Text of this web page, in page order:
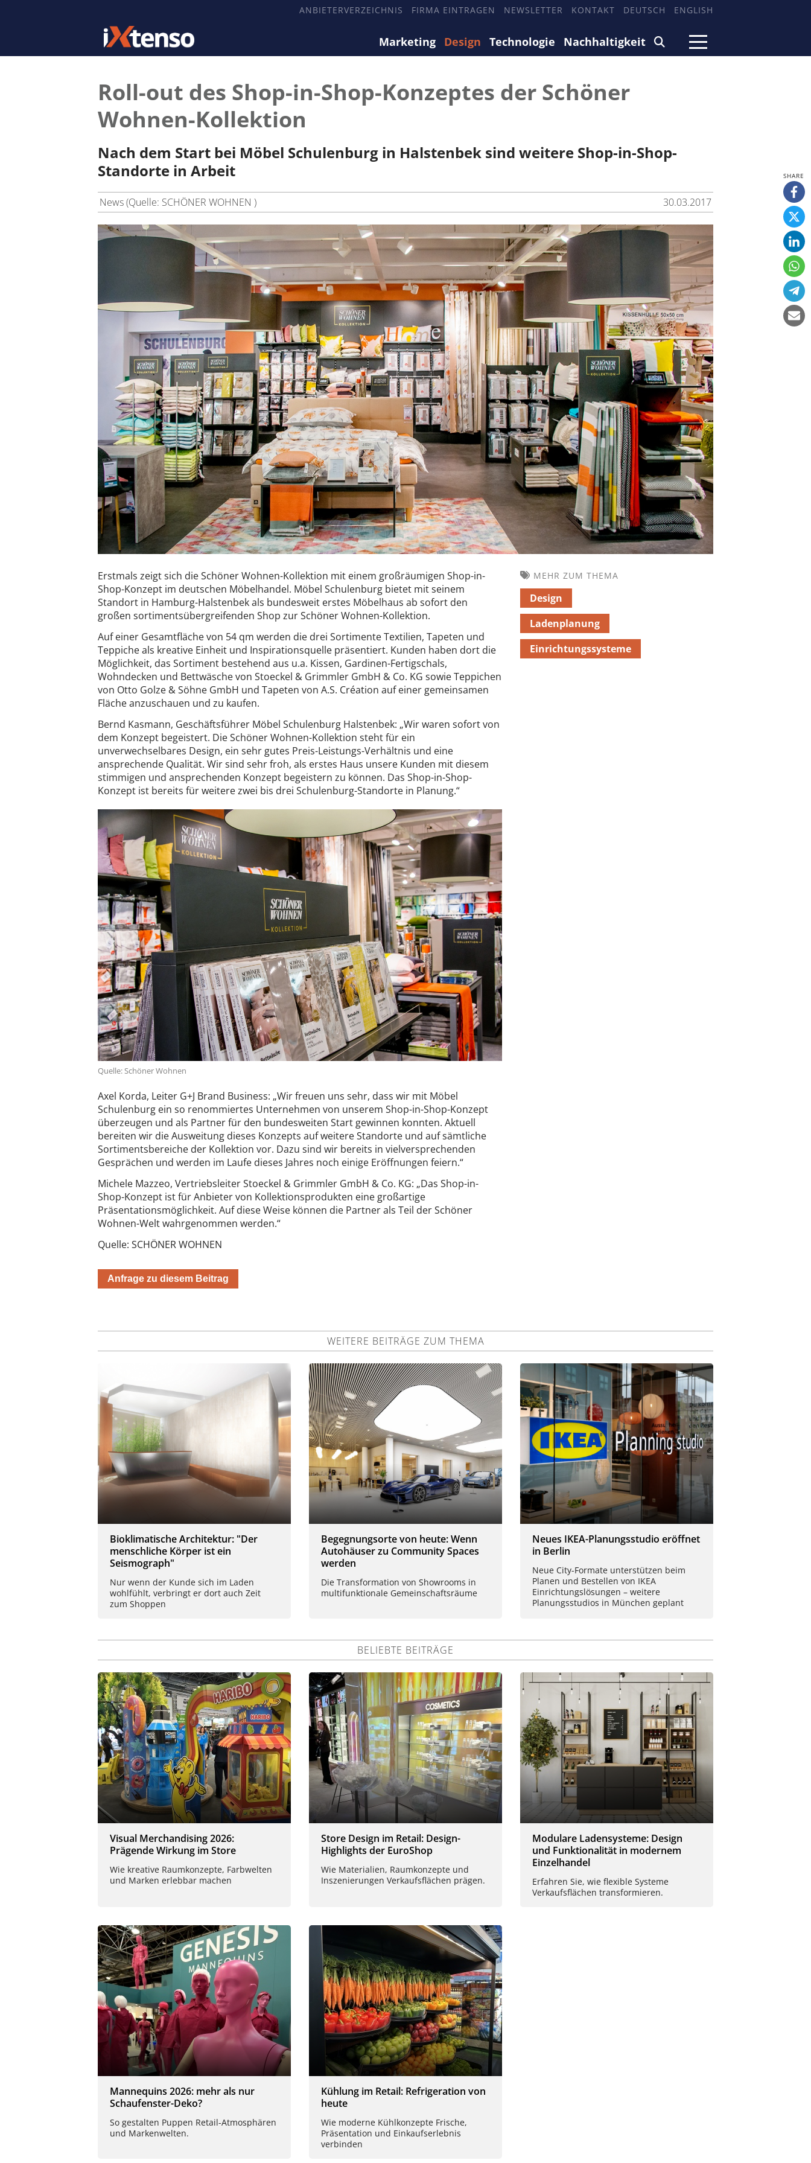
ANBIETERVERZEICHNIS FIRMA EINTRAGEN NEWSLETTER KONTAKT DEUTSCH ENGLISH
Marketing Design Technologie Nachhaltigkeit
Roll-out des Shop-in-Shop-Konzeptes der Schöner
Wohnen-Kollektion
Nach dem Start bei Möbel Schulenburg in Halstenbek sind weitere Shop-in-Shop-
Standorte in Arbeit
News (Quelle: SCHÖNER WOHNEN ) 30.03.2017
Erstmals zeigt sich die Schöner Wohnen-Kollektion mit einem großräumigen Shop-in-
Shop-Konzept im deutschen Möbelhandel. Möbel Schulenburg bietet mit seinem
Standort in Hamburg-Halstenbek als bundesweit erstes Möbelhaus ab sofort den
großen sortimentsübergreifenden Shop zur Schöner Wohnen-Kollektion.
Auf einer Gesamtfläche von 54 qm werden die drei Sortimente Textilien, Tapeten und
Teppiche als kreative Einheit und Inspirationsquelle präsentiert. Kunden haben dort die
Möglichkeit, das Sortiment bestehend aus u.a. Kissen, Gardinen-Fertigschals,
Wohndecken und Bettwäsche von Stoeckel & Grimmler GmbH & Co. KG sowie Teppichen
von Otto Golze & Söhne GmbH und Tapeten von A.S. Création auf einer gemeinsamen
Fläche anzuschauen und zu kaufen.
Bernd Kasmann, Geschäftsführer Möbel Schulenburg Halstenbek: „Wir waren sofort von
dem Konzept begeistert. Die Schöner Wohnen-Kollektion steht für ein
unverwechselbares Design, ein sehr gutes Preis-Leistungs-Verhältnis und eine
ansprechende Qualität. Wir sind sehr froh, als erstes Haus unsere Kunden mit diesem
stimmigen und ansprechenden Konzept begeistern zu können. Das Shop-in-Shop-
Konzept ist bereits für weitere zwei bis drei Schulenburg-Standorte in Planung.“
Quelle: Schöner Wohnen
Axel Korda, Leiter G+J Brand Business: „Wir freuen uns sehr, dass wir mit Möbel
Schulenburg ein so renommiertes Unternehmen von unserem Shop-in-Shop-Konzept
überzeugen und als Partner für den bundesweiten Start gewinnen konnten. Aktuell
bereiten wir die Ausweitung dieses Konzepts auf weitere Standorte und auf sämtliche
Sortimentsbereiche der Kollektion vor. Dazu sind wir bereits in vielversprechenden
Gesprächen und werden im Laufe dieses Jahres noch einige Eröffnungen feiern.“
Michele Mazzeo, Vertriebsleiter Stoeckel & Grimmler GmbH & Co. KG: „Das Shop-in-
Shop-Konzept ist für Anbieter von Kollektionsprodukten eine großartige
Präsentationsmöglichkeit. Auf diese Weise können die Partner als Teil der Schöner
Wohnen-Welt wahrgenommen werden.“
Quelle: SCHÖNER WOHNEN
Anfrage zu diesem Beitrag
MEHR ZUM THEMA
Design
Ladenplanung
Einrichtungssysteme
WEITERE BEITRÄGE ZUM THEMA
Bioklimatische Architektur: "Der
menschliche Körper ist ein
Seismograph"
Nur wenn der Kunde sich im Laden
wohlfühlt, verbringt er dort auch Zeit
zum Shoppen
Begegnungsorte von heute: Wenn
Autohäuser zu Community Spaces
werden
Die Transformation von Showrooms in
multifunktionale Gemeinschaftsräume
Neues IKEA-Planungsstudio eröffnet
in Berlin
Neue City-Formate unterstützen beim
Planen und Bestellen von IKEA
Einrichtungslösungen – weitere
Planungsstudios in München geplant
BELIEBTE BEITRÄGE
Visual Merchandising 2026:
Prägende Wirkung im Store
Wie kreative Raumkonzepte, Farbwelten
und Marken erlebbar machen
Store Design im Retail: Design-
Highlights der EuroShop
Wie Materialien, Raumkonzepte und
Inszenierungen Verkaufsflächen prägen.
Modulare Ladensysteme: Design
und Funktionalität in modernem
Einzelhandel
Erfahren Sie, wie flexible Systeme
Verkaufsflächen transformieren.
Mannequins 2026: mehr als nur
Schaufenster-Deko?
So gestalten Puppen Retail-Atmosphären
und Markenwelten.
Kühlung im Retail: Refrigeration von
heute
Wie moderne Kühlkonzepte Frische,
Präsentation und Einkaufserlebnis
verbinden